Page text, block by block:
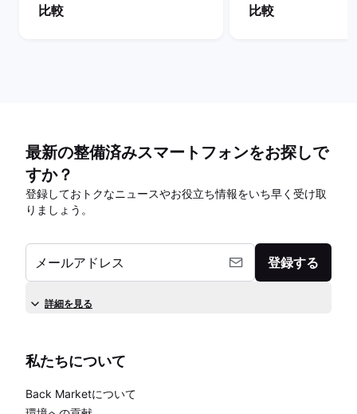
比較
比較
最新の整備済みスマートフォンをお探しで
すか？
登録しておトクなニュースやお役立ち情報をいち早く受け取
りましょう。
メールアドレス 登録する
詳細を見る
私たちについて
Back Marketについて